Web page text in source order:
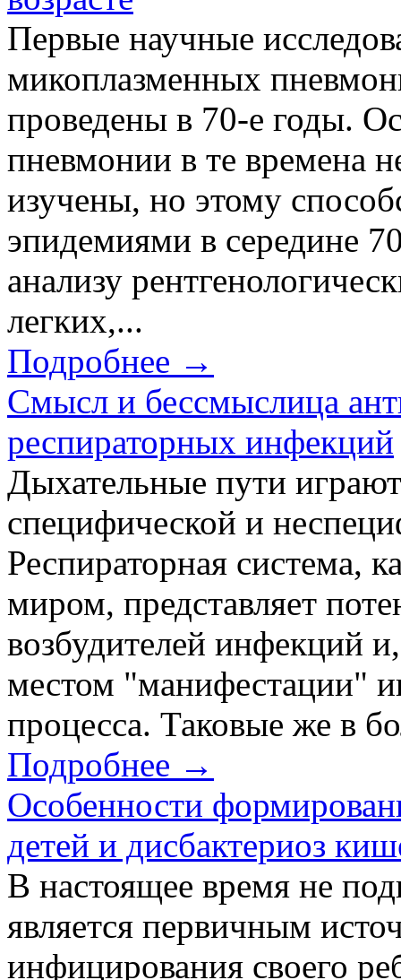
Первые научные
микоплазменных
проведены в 70-е годы.
пневмонии в те времена
изучены, но этому
эпидемиями в середине
анализу
легких,...
Подробнее →
Смысл и бессмыслица
респираторных инфекций
Дыхательные пути
специфической и
Респираторная система,
миром, представляет
возбудителей инфекций
местом "манифестации"
процесса. Таковые же в
Подробнее →
Особенности
детей и дисбактериоз
В настоящее время не
является первичным
инфицирования своего